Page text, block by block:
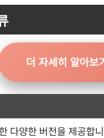
더 자세히 알아보기
다양한 버전을 제공합